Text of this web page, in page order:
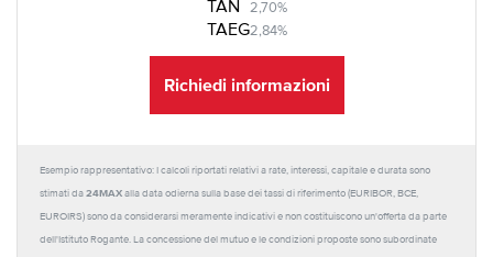
TAN 2,70%
TAEG2,84%
Richiedi informazioni
Esempio rappresentativo: I calcoli riportati relativi a rate, interessi, capitale e durata sono
stimati da 24MAX alla data odierna sulla base dei tassi di riferimento (EURIBOR, BCE,
EUROIRS) sono da considerarsi meramente indicativi e non costituiscono un'offerta da parte
dell'Istituto Rogante. La concessione del mutuo e le condizioni proposte sono subordinate